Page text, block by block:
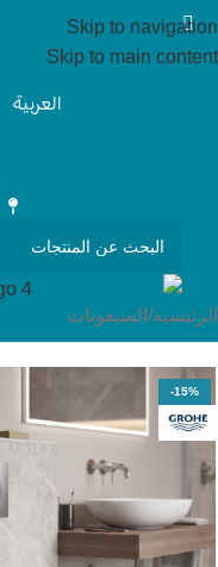
Skip to navigation
Skip to main content
العربية
الرئيسية/ السيفونات
-15%